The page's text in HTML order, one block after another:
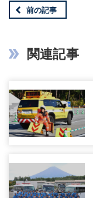
前の記事
関連記事